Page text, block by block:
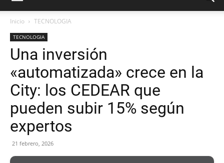
Inicio TECNOLOGIA
TECNOLOGIA
Una inversión
«automatizada» crece en la
City: los CEDEAR que
pueden subir 15% según
expertos
21 febrero, 2026